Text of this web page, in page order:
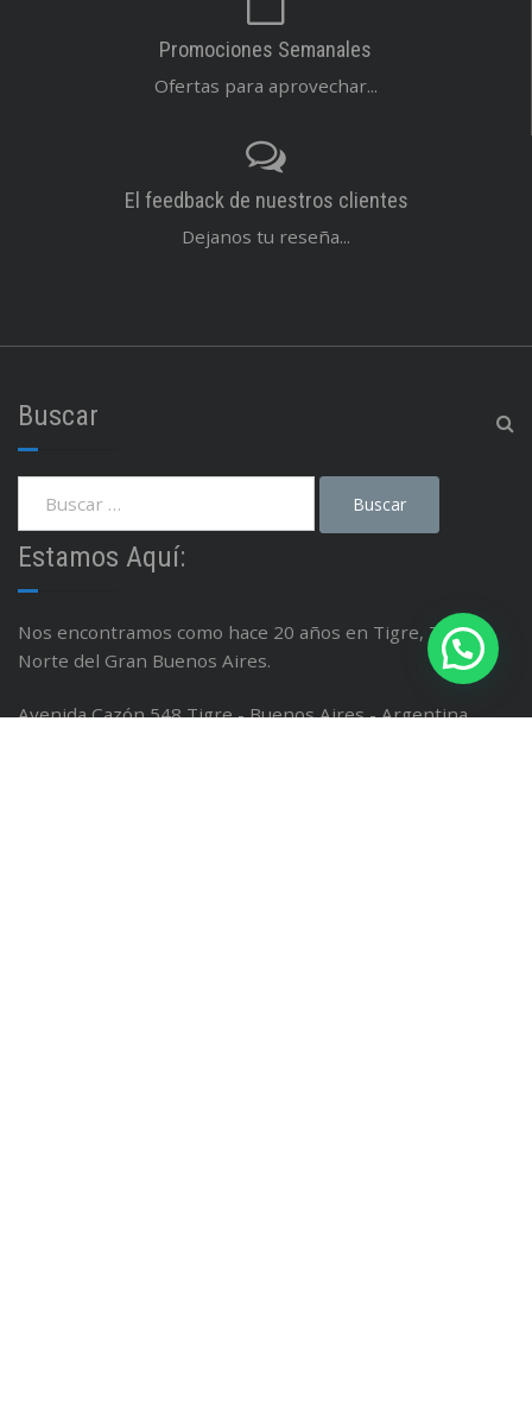
Promociones Semanales
Ofertas para aprovechar...
El feedback de nuestros clientes
Dejanos tu reseña...
Buscar
Estamos Aquí:
Nos encontramos como hace 20 años en Tigre, Zona
Norte del Gran Buenos Aires.
Avenida Cazón 548 Tigre - Buenos Aires - Argentina